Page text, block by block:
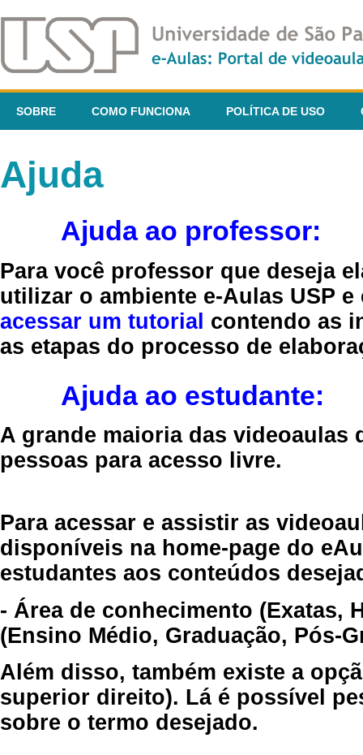
SOBRE COMO FUNCIONA POLÍTICA DE USO
Ajuda
Ajuda ao professor:
Para você professor que deseja
utilizar o ambiente e-Aulas USP
acessar um tutorial contendo as
as etapas do processo de
Ajuda ao estudante:
A grande maioria das videoaulas
pessoas para acesso livre.
Para acessar e assistir as
disponíveis na home-page do
estudantes aos conteúdos
- Área de conhecimento (Exatas,
(Ensino Médio, Graduação, Pós-
Além disso, também existe a
superior direito). Lá é possível
sobre o termo desejado.